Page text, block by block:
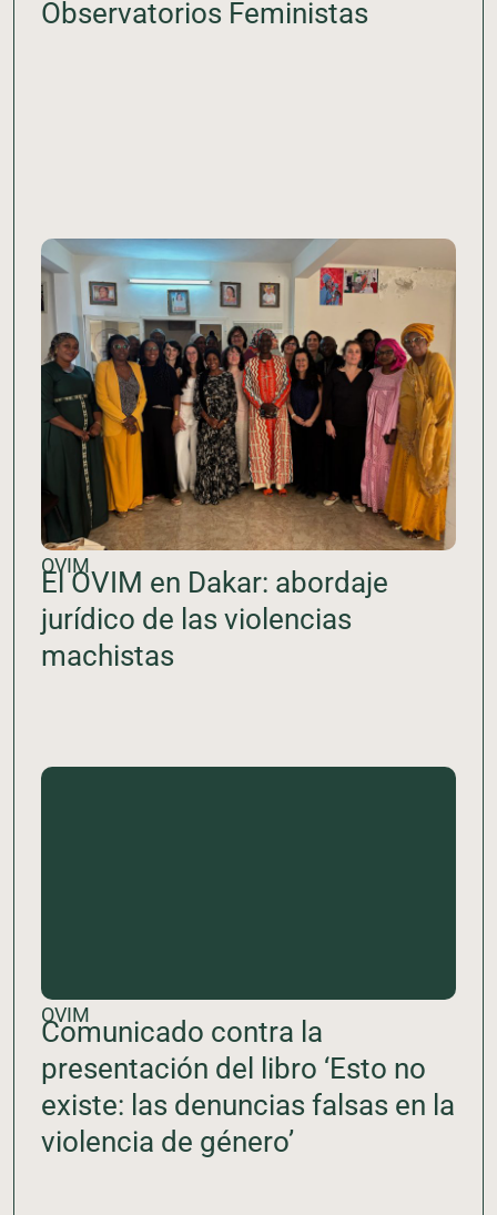
Observatorios Feministas
OVIM
El OVIM en Dakar: abordaje
jurídico de las violencias
machistas
OVIM
Comunicado contra la
presentación del libro ‘Esto no
existe: las denuncias falsas en la
violencia de género’